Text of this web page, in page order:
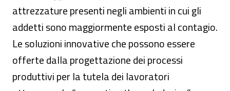
attrezzature presenti negli ambienti in cui gli
addetti sono maggiormente esposti al contagio.
Le soluzioni innovative che possono essere
offerte dalla progettazione dei processi
produttivi per la tutela dei lavoratori